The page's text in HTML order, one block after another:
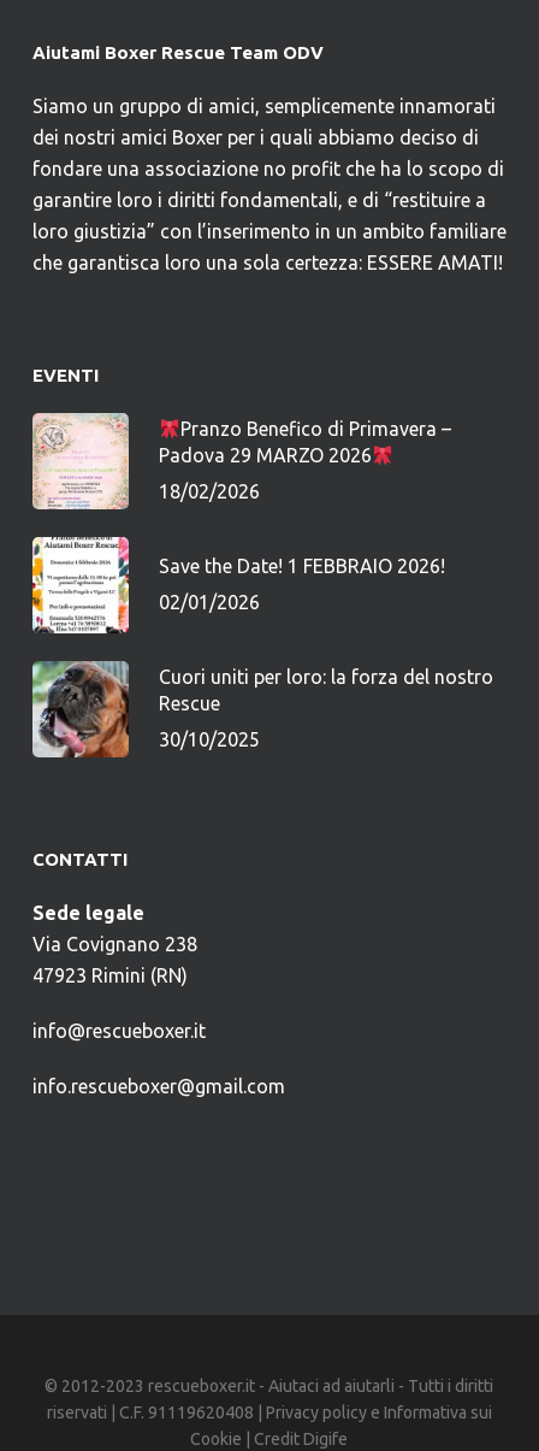
Aiutami Boxer Rescue Team ODV
Siamo un gruppo di amici, semplicemente innamorati
dei nostri amici Boxer per i quali abbiamo deciso di
fondare una associazione no profit che ha lo scopo di
garantire loro i diritti fondamentali, e di “restituire a
loro giustizia” con l’inserimento in un ambito familiare
che garantisca loro una sola certezza: ESSERE AMATI!
EVENTI
Pranzo Benefico di Primavera –
Padova 29 MARZO 2026
18/02/2026
Save the Date! 1 FEBBRAIO 2026!
02/01/2026
Cuori uniti per loro: la forza del nostro
Rescue
30/10/2025
CONTATTI
Sede legale
Via Covignano 238
47923 Rimini (RN)
info@rescueboxer.it
info.rescueboxer@gmail.com
© 2012-2023 rescueboxer.it - Aiutaci ad aiutarli - Tutti i diritti
riservati | C.F. 91119620408 | Privacy policye Informativa sui
Cookie | Credit Digife